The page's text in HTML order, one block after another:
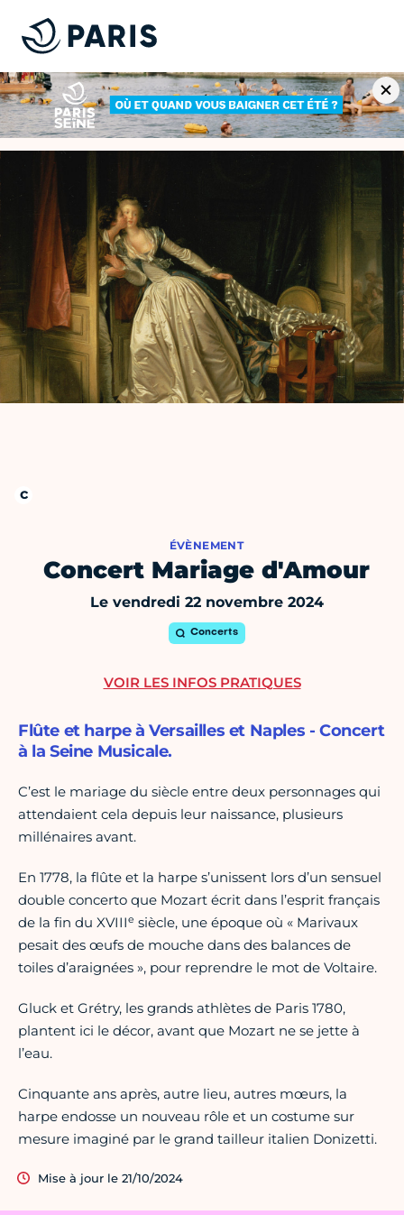
ÉVÈNEMENT
Concert Mariage d'Amour
Le vendredi 22 novembre 2024
Concerts
Flûte et harpe à Versailles et Naples - Concert
à la Seine Musicale.
C’est le mariage du siècle entre deux personnages qui
attendaient cela depuis leur naissance, plusieurs
millénaires avant.
En 1778, la flûte et la harpe s’unissent lors d’un sensuel
double concerto que Mozart écrit dans l’esprit français
de la fin du XVIIIe siècle, une époque où « Marivaux
pesait des œufs de mouche dans des balances de
toiles d’araignées », pour reprendre le mot de Voltaire.
Gluck et Grétry, les grands athlètes de Paris 1780,
plantent ici le décor, avant que Mozart ne se jette à
l’eau.
Cinquante ans après, autre lieu, autres mœurs, la
harpe endosse un nouveau rôle et un costume sur
mesure imaginé par le grand tailleur italien Donizetti.
Mise à jour le 21/10/2024
VOIR LES INFOS PRATIQUES